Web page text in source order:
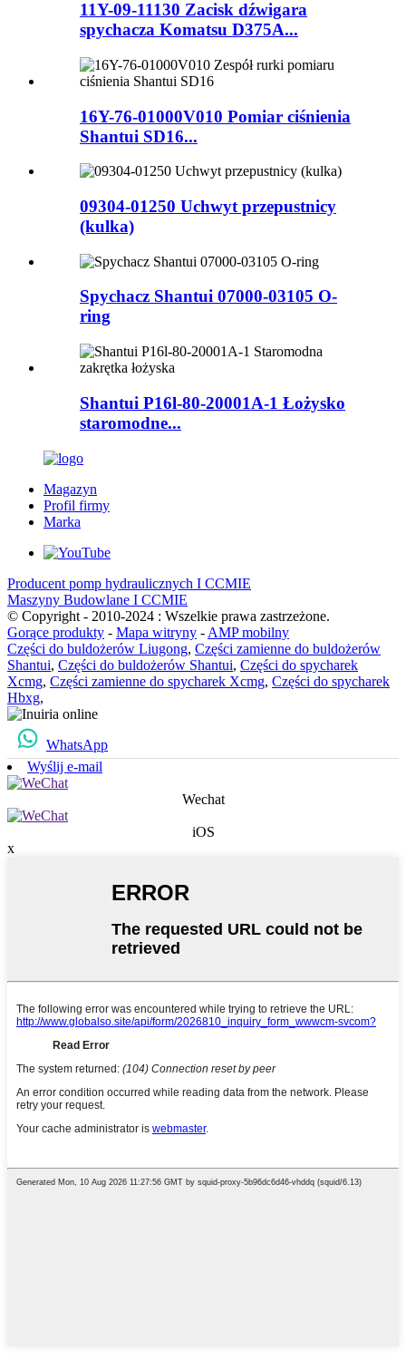
11Y-09-11130 Zacisk dźwigara
spychacza Komatsu D375A...
16Y-76-01000V010 Pomiar ciśnienia
Shantui SD16...
09304-01250 Uchwyt przepustnicy
(kulka)
Spychacz Shantui 07000-03105 O-
ring
Shantui P16l-80-20001A-1 Łożysko
staromodne...
Magazyn
Profil firmy
Marka
Producent pomp hydraulicznych I CCMIE
Maszyny Budowlane I CCMIE
© Copyright - 2010-2024 : Wszelkie prawa zastrzeżone.
Gorące produkty - Mapa witryny - AMP mobilny
Części do buldożerów Liugong, Części zamienne do buldożerów
Shantui, Części do buldożerów Shantui, Części do spycharek
Xcmg, Części zamienne do spycharek Xcmg, Części do spycharek
Hbxg,
WhatsApp
Wyślij e-mail
Wechat
iOS
x